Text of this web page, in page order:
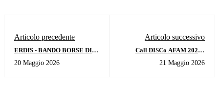
Articolo precedente
ERDIS - BANDO BORSE DI
ARRIVO...INIZIA A
20 Maggio 2026
Articolo successivo
Call DISCo AFAM 2026 -
dei Dottorandi AFAM
21 Maggio 2026